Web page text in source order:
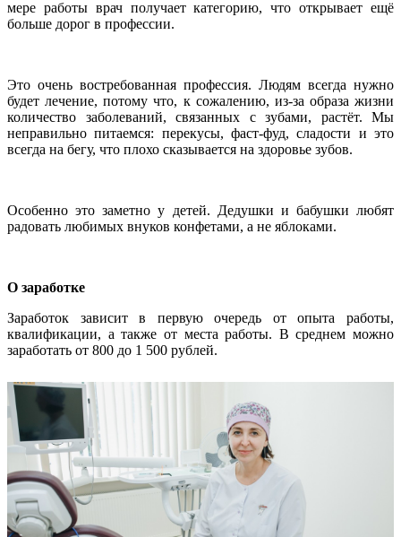
мере работы врач получает категорию, что открывает ещё
больше дорог в профессии.
Это очень востребованная профессия. Людям всегда нужно
будет лечение, потому что, к сожалению, из-за образа жизни
количество заболеваний, связанных с зубами, растёт. Мы
неправильно питаемся: перекусы, фаст-фуд, сладости и это
всегда на бегу, что плохо сказывается на здоровье зубов.
Особенно это заметно у детей. Дедушки и бабушки любят
радовать любимых внуков конфетами, а не яблоками.
О заработке
Заработок зависит в первую очередь от опыта работы,
квалификации, а также от места работы. В среднем можно
заработать от 800 до 1 500 рублей.